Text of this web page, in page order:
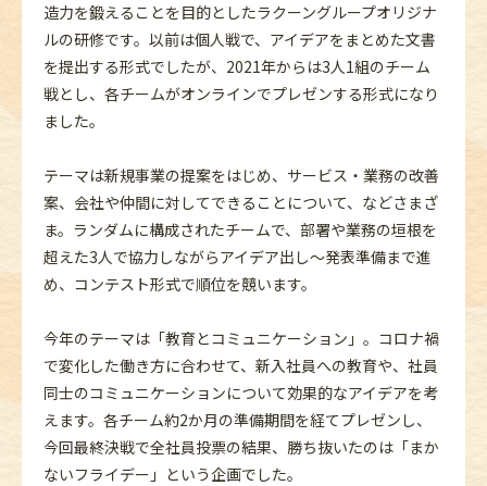
造力を鍛えることを目的としたラクーングループオリジナ
ルの研修です。以前は個人戦で、アイデアをまとめた文書
を提出する形式でしたが、2021年からは3人1組のチーム
戦とし、各チームがオンラインでプレゼンする形式になり
ました。
テーマは新規事業の提案をはじめ、サービス・業務の改善
案、会社や仲間に対してできることについて、などさまざ
ま。ランダムに構成されたチームで、部署や業務の垣根を
超えた3人で協力しながらアイデア出し～発表準備まで進
め、コンテスト形式で順位を競います。
今年のテーマは「教育とコミュニケーション」。コロナ禍
で変化した働き方に合わせて、新入社員への教育や、社員
同士のコミュニケーションについて効果的なアイデアを考
えます。各チーム約2か月の準備期間を経てプレゼンし、
今回最終決戦で全社員投票の結果、勝ち抜いたのは「まか
ないフライデー」という企画でした。